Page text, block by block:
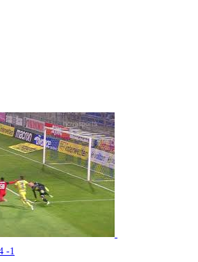
-1